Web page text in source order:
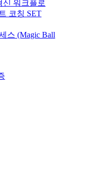
신 워크플로
코칭 SET
스 (Magic Ball